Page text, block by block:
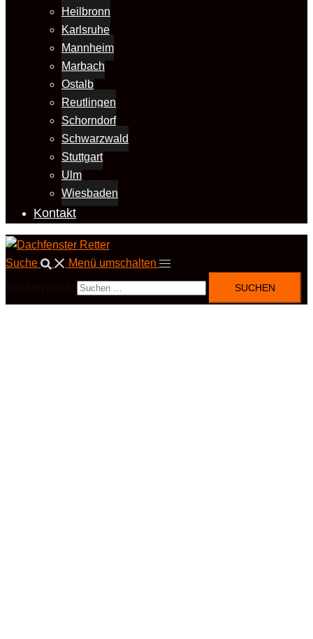
Heilbronn
Karlsruhe
Mannheim
Marbach
Ostalb
Reutlingen
Schorndorf
Schwarzwald
Stuttgart
Ulm
Wiesbaden
Kontakt
Suche Menü umschalten